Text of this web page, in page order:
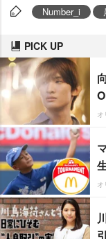
Number_i
PICK UP
オ
オ